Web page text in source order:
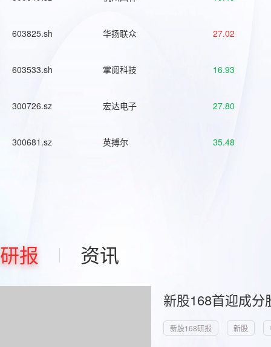
603825.sh 华扬联众 27.02
603533.sh 掌阅科技 16.93
300726.sz 宏达电子 27.80
300681.sz 英搏尔 35.48
研报 资讯
新股168首迎成
新股168研报 新股